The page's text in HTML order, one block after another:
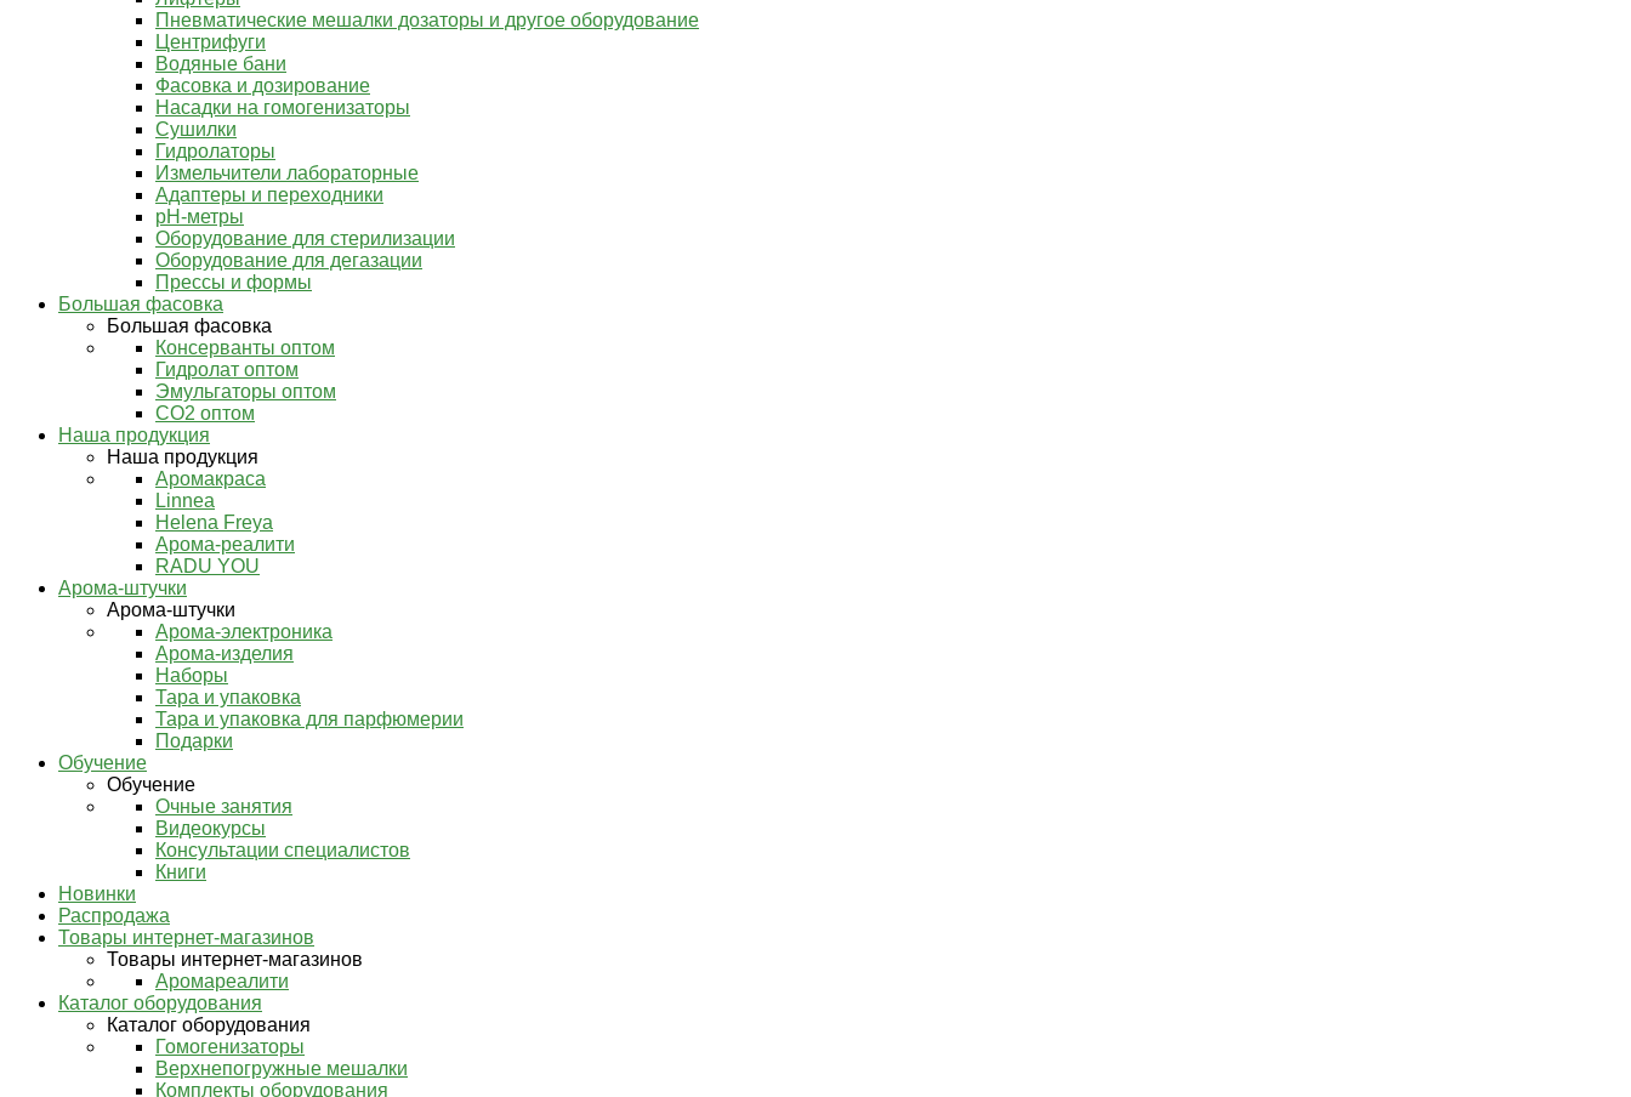
Пневматические мешалки дозаторы и другое оборудование
Центрифуги
Водяные бани
Фасовка и дозирование
Насадки на гомогенизаторы
Сушилки
Гидролаторы
Измельчители лабораторные
Адаптеры и переходники
pH-метры
Оборудование для стерилизации
Оборудование для дегазации
Прессы и формы
Большая фасовка
Большая фасовка
Консерванты оптом
Гидролат оптом
Эмульгаторы оптом
СО2 оптом
Наша продукция
Наша продукция
Аромакраса
Linnea
Helena Freya
Арома-реалити
RADU YOU
Арома-штучки
Арома-штучки
Арома-электроника
Арома-изделия
Наборы
Тара и упаковка
Тара и упаковка для парфюмерии
Подарки
Обучение
Обучение
Очные занятия
Видеокурсы
Консультации специалистов
Книги
Новинки
Распродажа
Товары интернет-магазинов
Товары интернет-магазинов
Аромареалити
Каталог оборудования
Каталог оборудования
Гомогенизаторы
Верхнепогружные мешалки
Комплекты оборудования